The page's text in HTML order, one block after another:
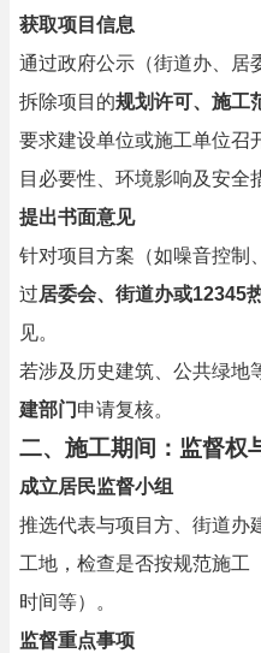
获取项目信息
通过政府公示（街道办、居
拆除项目的规划许可、施工
要求建设单位或施工单位召
目必要性、环境影响及安全
提出书面意见
针对项目方案（如噪音控制
过居委会、街道办或12345
见。
若涉及历史建筑、公共绿地
建部门 申请复核。
二、施工期间：监督权
成立居民监督小组
推选代表与项目方、街道办
工地，检查是否按规范施工
时间等）。
监督重点事项